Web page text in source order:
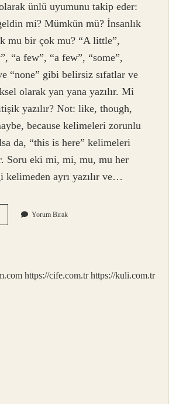
ünlü uyumunu takip eder:
mi? Mümkün mü? İnsanlık
mu bir çok mu? “A little”,
“a few”, “a few”, “some”,
“none” gibi belirsiz sıfatlar ve
olarak yan yana yazılır. Mi
yazılır? Not: like, though,
because kelimeleri zorunlu
da, “this is here” kelimeleri
Soru eki mi, mi, mu, mu her
kelimeden ayrı yazılır ve…
Yorum Bırak
https://cife.com.tr https://kuli.com.tr